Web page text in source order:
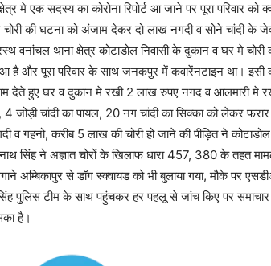
मे एक सदस्य का कोरोना रिपोर्ट आ जाने पर पूरा परिवार
की घटना को अंजाम देकर दो लाख नगदी व सोने चांदी के
वनांचल थाना क्षेत्र कोटाडोल निवासी के दुकान व घर मे
पूरा परिवार के साथ जनकपुर में कवारेंनटाइन था। इसी का
देते हुए घर व दुकान मे रखी 2 लाख रुपए नगद व आलमारी मे
जोड़ी चांदी का पायल, 20 नग चांदी का सिक्का को लेकर
गहनो, करीब 5 लाख की चोरी हो जाने की पीड़ित ने कोटाडोल
सिंह ने अज्ञात चोरों के खिलाफ धारा 457, 380 के तहत
अम्बिकापुर से डॉग स्क्वायड को भी बुलाया गया, मौके पर
पुलिस टीम के साथ पहुंचकर हर पहलू से जांच किए पर
है।